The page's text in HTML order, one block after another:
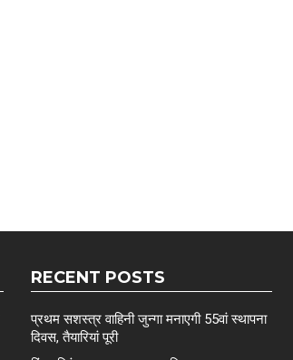
RECENT POSTS
प्रथम सशस्त्र वाहिनी जुन्गा मनाएगी 55वां स्थापना
दिवस, तैयारियां पूरी